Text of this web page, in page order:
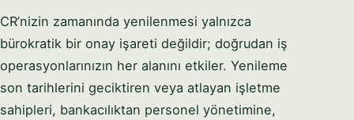
CR’nizin zamanında yenilenmesi yalnızca
bürokratik bir onay işareti değildir; doğrudan iş
operasyonlarınızın her alanını etkiler. Yenileme
son tarihlerini geciktiren veya atlayan işletme
sahipleri, bankacılıktan personel yönetimine,